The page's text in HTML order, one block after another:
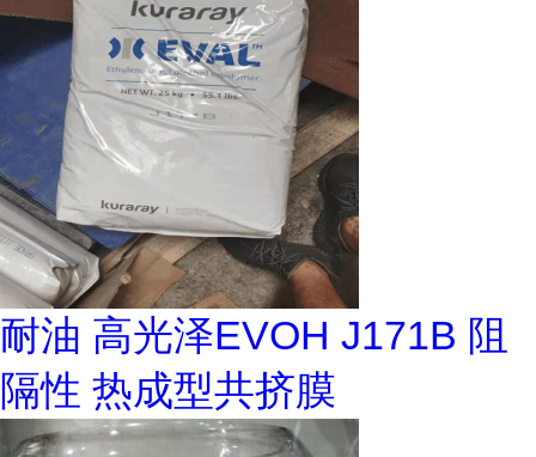
耐油 高光泽EVOH J171B 阻
隔性 热成型共挤膜